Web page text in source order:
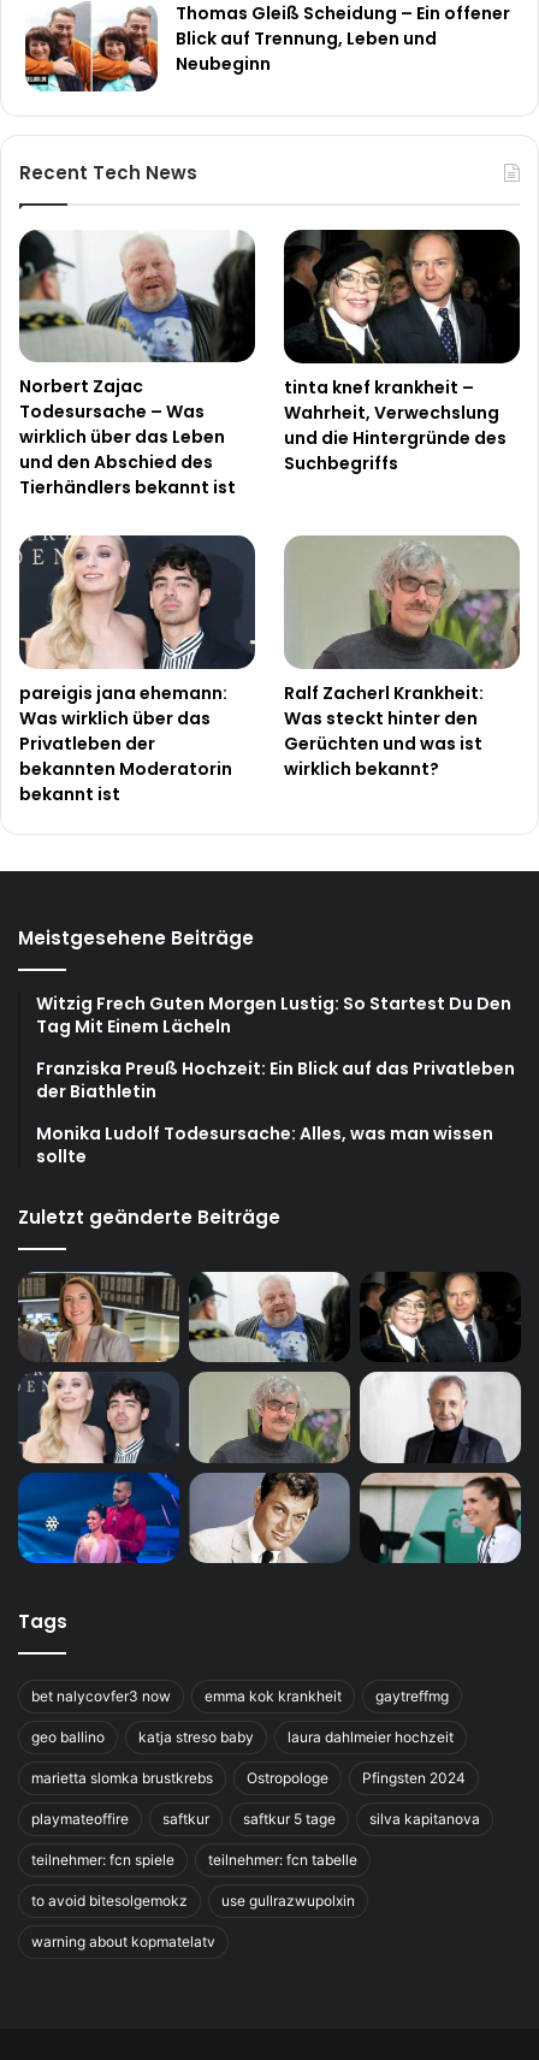
Thomas Gleiß Scheidung – Ein offener
Blick auf Trennung, Leben und
Neubeginn
Recent Tech News
Norbert Zajac
Todesursache – Was
wirklich über das Leben
und den Abschied des
Tierhändlers bekannt ist
tinta knef krankheit –
Wahrheit, Verwechslung
und die Hintergründe des
Suchbegriffs
pareigis jana ehemann:
Was wirklich über das
Privatleben der
bekannten Moderatorin
bekannt ist
Ralf Zacherl Krankheit:
Was steckt hinter den
Gerüchten und was ist
wirklich bekannt?
Meistgesehene Beiträge
Witzig Frech Guten Morgen Lustig: So Startest Du Den
Tag Mit Einem Lächeln
Franziska Preuß Hochzeit: Ein Blick auf das Privatleben
der Biathletin
Monika Ludolf Todesursache: Alles, was man wissen
sollte
Zuletzt geänderte Beiträge
Tags
bet nalycovfer3 now emma kok krankheit gaytreffmg
geo ballino katja streso baby laura dahlmeier hochzeit
marietta slomka brustkrebs Ostropologe Pfingsten 2024
playmateoffire saftkur saftkur 5 tage silva kapitanova
teilnehmer: fcn spiele teilnehmer: fcn tabelle
to avoid bitesolgemokz use gullrazwupolxin
warning about kopmatelatv